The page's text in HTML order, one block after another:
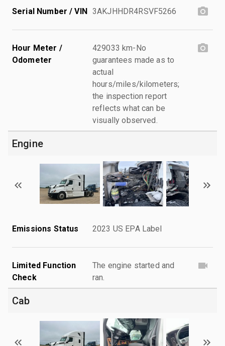
Serial Number / VIN 3AKJHHDR4RSVF5266
Hour Meter /
Odometer
429033 km-No
guarantees made as to
actual
hours/miles/kilometers;
the inspection report
reflects what can be
visually observed.
Engine
Emissions Status 2023 US EPA Label
Limited Function
Check
The engine started and
ran.
Cab